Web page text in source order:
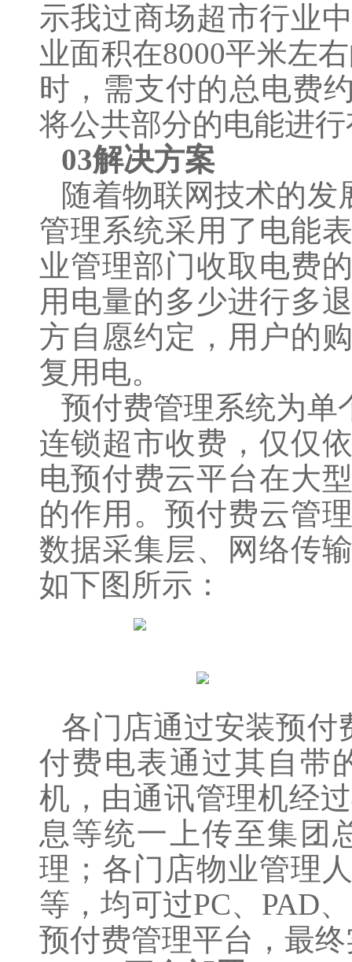
示我过商场超市行业
业面积在8000平米左
时，需支付的总电费
将公共部分的电能进
03解决方案
随着物联网技术的
管理系统采用了电能
业管理部门收取电费
用电量的多少进行多
方自愿约定，用户的
复用电。
预付费管理系统为单
连锁超市收费，仅仅
电预付费云平台在大
的作用。预付费云管
数据采集层、网络传
如下图所示：
各门店通过安装预付
付费电表通过其自带
机，由通讯管理机经
息等统一上传至集团
理；各门店物业管理
等，均可过PC、PAD
预付费管理平台，最